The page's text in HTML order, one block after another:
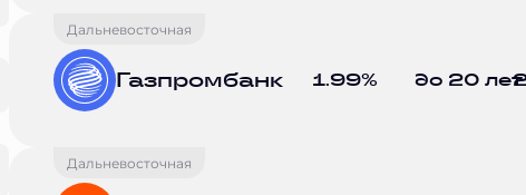
Дальневосточная
Газпромбанк 1.99% до 20 лет
Дальневосточная